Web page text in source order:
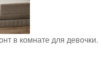
в комнате для девочки.